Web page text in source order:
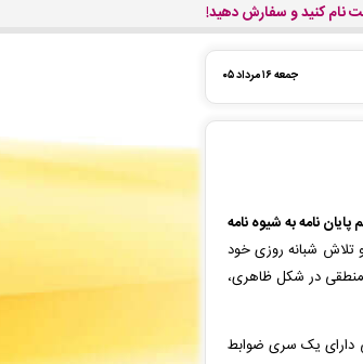
نام کنید و سفارش دهید!
جمعه ۱۶ مرداد ۰۵
پایان نامه به شیوه نامه
زمانی است که دانشجو نتیجه 2 تا 4 سال زحمت و تلاش شبانه روزی خود
منطقی در شکل ظاهری،
دارای یک سری ضوابط